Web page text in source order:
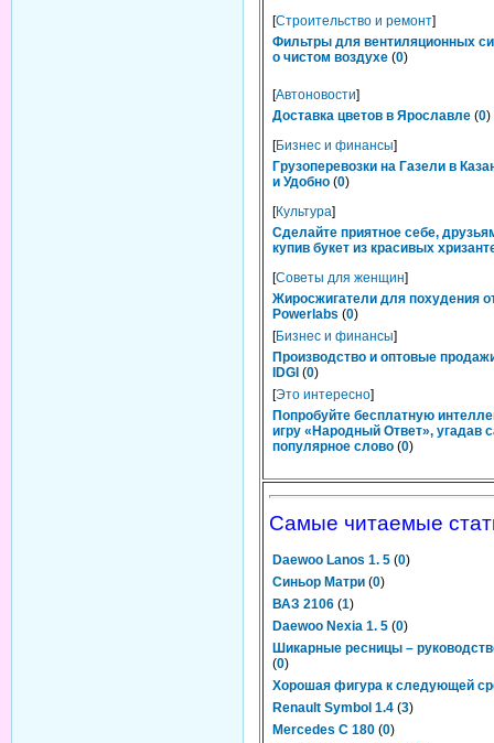
[Строительство и ремонт]
Фильтры для вентиляционных
о чистом воздухе (0)
[Автоновости]
Доставка цветов в Ярославле (0)
[Бизнес и финансы]
Грузоперевозки на Газели в
и Удобно (0)
[Культура]
Сделайте приятное себе,
купив букет из красивых
[Советы для женщин]
Жиросжигатели для похудения
Powerlabs (0)
[Бизнес и финансы]
Производство и оптовые
IDGI (0)
[Это интересно]
Попробуйте бесплатную
игру «Народный Ответ», угадав
популярное слово (0)
Самые читаемые
Daewoo Lanos 1. 5 (0)
Синьор Матри (0)
ВАЗ 2106 (1)
Daewoo Nexia 1. 5 (0)
Шикарные ресницы –
(0)
Хорошая фигура к следующей
Renault Symbol 1.4 (3)
Mercedes C 180 (0)